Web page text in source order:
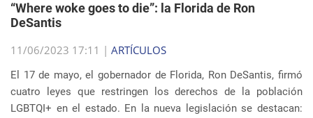
“Where woke goes to die”: la Florida de Ron
DeSantis
11/06/2023 17:11 | ARTÍCULOS
El 17 de mayo, el gobernador de Florida, Ron DeSantis, firmó
cuatro leyes que restringen los derechos de la población
LGBTQI+ en el estado. En la nueva legislación se destacan: